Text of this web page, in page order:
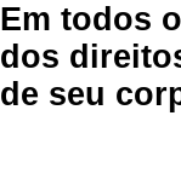
Em todos
dos
de seu